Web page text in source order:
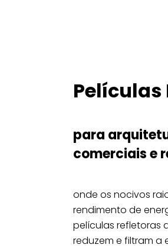
Películas
para
comerciais e
onde os nocivos
rendimento de
películas refletoras
reduzem e filtram a